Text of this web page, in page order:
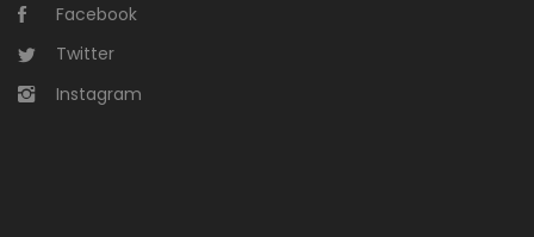
Facebook
Twitter
Instagram